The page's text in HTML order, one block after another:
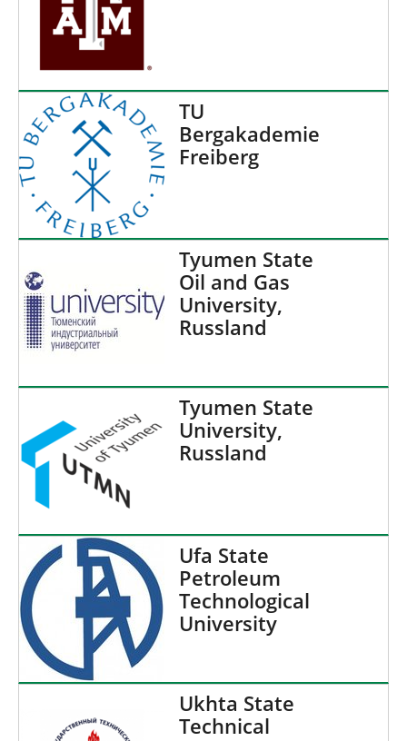
TU
Bergakademie
Freiberg
Tyumen State
Oil and Gas
University,
Russland
Tyumen State
University,
Russland
Ufa State
Petroleum
Technological
University
Ukhta State
Technical